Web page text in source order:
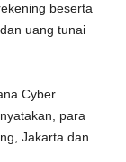
beserta
uang tunai
Cyber
para
Jakarta dan